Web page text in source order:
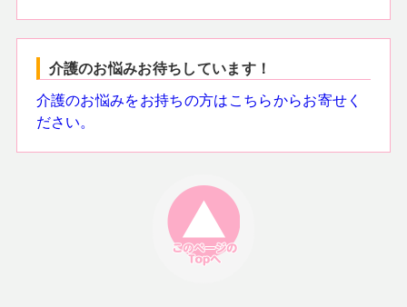
介護のお悩みお待ちしています！
介護のお悩みをお持ちの方はこちらからお寄せく
ださい。